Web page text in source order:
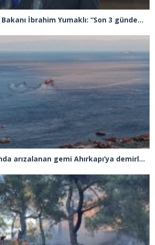
Tarım ve Orman Bakanı İbrahim Yumaklı: “Son 3 günde 260 yangına müdahale ettik, 258’i kontrol altına aldık”
İstanbul Boğazı’nda arızalanan gemi Ahırkapı’ya demirlendi